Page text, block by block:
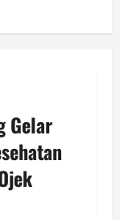
Gelar